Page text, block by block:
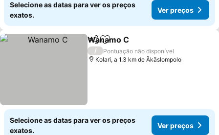
Selecione as datas para ver os preços
exatos.
Ver preços
PartilharAdicionar aos favoritos
Wanamo C
/
Pontuação não disponível
Kolari, a 1.3 km de Äkäslompolo
Selecione as datas para ver os preços
exatos.
Ver preços